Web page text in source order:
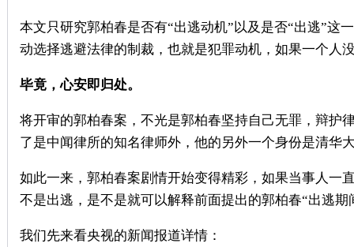
本文只研究郭柏春是否有“出逃动机”以及是否“出逃”这
动选择逃避法律的制裁，也就是犯罪动机，如果一个人
毕竟，心安即归处。
将开审的郭柏春案，不光是郭柏春坚持自己无罪，辩护
了是中闻律所的知名律师外，他的另外一个身份是清华
如此一来，郭柏春案剧情开始变得精彩，如果当事人一
不是出逃，是不是就可以解释前面提出的郭柏春“出逃
我们先来看央视的新闻报道详情：